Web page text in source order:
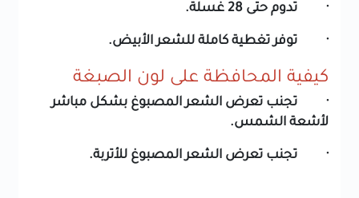
· تدوم حتى 28 غسلة.
· توفر تغطية كاملة للشعر الأبيض.
كيفية المحافظة على لون الصبغة
· تجنب تعرض الشعر المصبوغ بشكل مباشر
لأشعة الشمس.
· تجنب تعرض الشعر المصبوغ للأتربة.